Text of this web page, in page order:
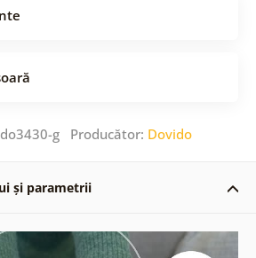
g Producător: Dovido
și parametrii